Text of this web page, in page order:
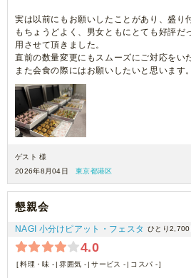
実は以前にもお願いしたことがあり、盛り
もちょうどよく、男女ともにとても好評だ
用させて頂きました。
直前の数量変更にもスムーズにご対応をい
また会食の際にはお願いしたいと思います
ゲスト 様
2026年8月04日
東京都港区
懇親会
NAGI 小分けピアット・フェスタ ひとり2,700
4.0
料理・味 - 雰囲気 - サービス - コスパ -